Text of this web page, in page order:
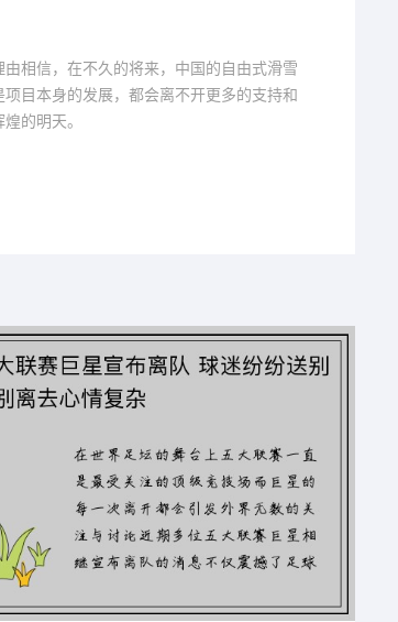
相信，在不久的将来，中国的自由式滑雪
目本身的发展，都会离不开更多的支持和
的明天。